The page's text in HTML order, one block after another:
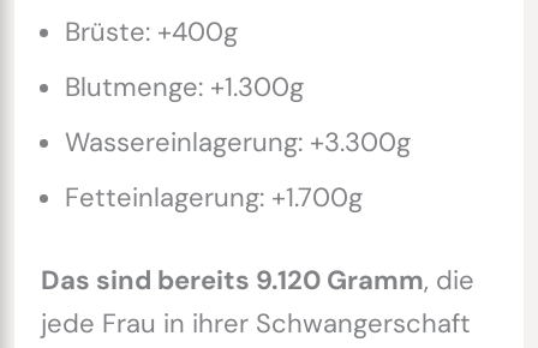
Brüste: +400g
Blutmenge: +1.300g
Wassereinlagerung: +3.300g
Fetteinlagerung: +1.700g
Das sind bereits 9.120 Gramm, die
jede Frau in ihrer Schwangerschaft